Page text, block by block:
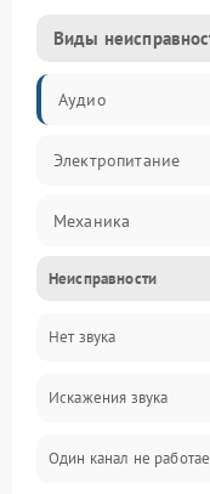
Виды
Аудио
Электропитание
Механика
Управление
Корпус/
Электронные
Неисправности
Нет звука
Искажения звука
Один канал не